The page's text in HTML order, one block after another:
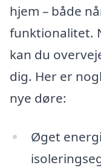
hjem – både
funktionalitet.
kan du
dig. Her er
nye døre:
Øget